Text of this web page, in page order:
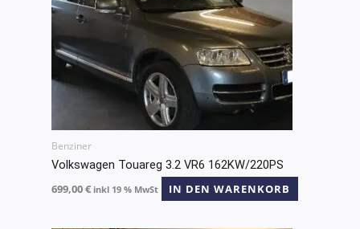
Benziner
Volkswagen Touareg 3.2 VR6 162KW/220PS
699,00€ inkl 19 % MwSt IN DEN WARENKORB